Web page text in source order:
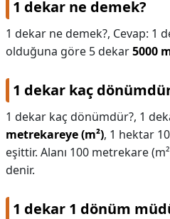
1 dekar ne demek?
1 dekar ne demek?, Cevap: 1
olduğuna göre 5 dekar5000
1 dekar kaç
1 dekar kaç dönümdür?, 1
metrekareye (m²), 1 hektar
eşittir. Alanı 100 metrekare
denir.
1 dekar 1 dönüm